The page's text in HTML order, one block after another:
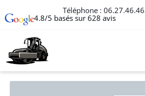
Téléphone :
4.8/5 basés sur 628 avis